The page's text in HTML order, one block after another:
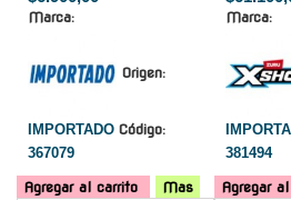
Marca:
Origen:
IMPORTADO Código:
367079
Agregar al carrito Mas
Marca:
381494
Agregar